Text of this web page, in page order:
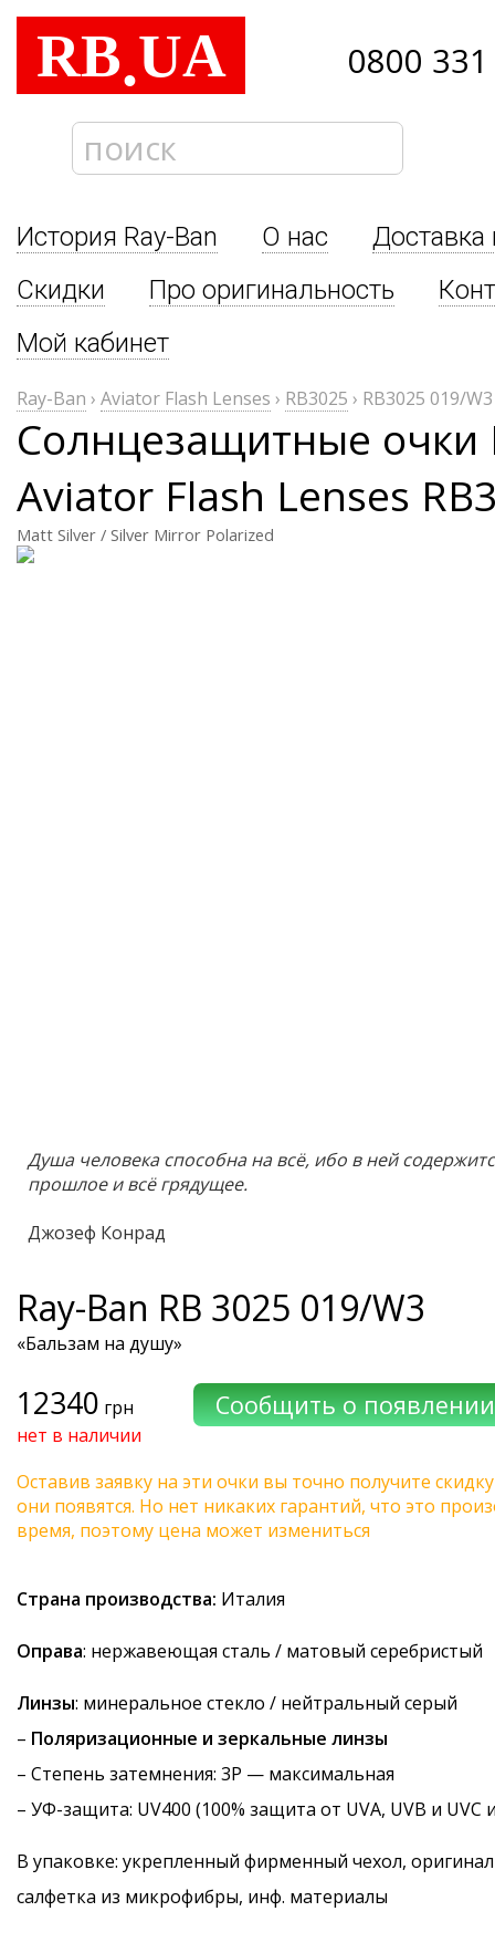
RB.UA 0800
История Ray-Ban О нас
Доставка
Скидки
Про оригинальность
Мой кабинет
Ray-Ban › Aviator Flash Lenses › RB3025 › RB3025 019/W3
Солнцезащитные очки
Aviator Flash Lenses
Matt Silver / Silver Mirror Polarized
Душа человека способна на всё, ибо в ней
прошлое и всё грядущее.
Джозеф Конрад
Ray-Ban RB 3025 019/W3
«Бальзам на душу»
12340 грн
нет в наличии
Оставив заявку на эти очки вы точно получите
они появятся. Но нет никаких гарантий, что это
время, поэтому цена может измениться
Страна производства: Италия
Оправа: нержавеющая сталь / матовый серебристый
Линзы: минеральное стекло / нейтральный серый
– Поляризационные и зеркальные линзы
– Степень затемнения: 3P — максимальная
– УФ-защита: UV400 (100% защита от UVA, UVB и UVC
В упаковке: укрепленный фирменный чехол,
салфетка из микрофибры, инф. материалы